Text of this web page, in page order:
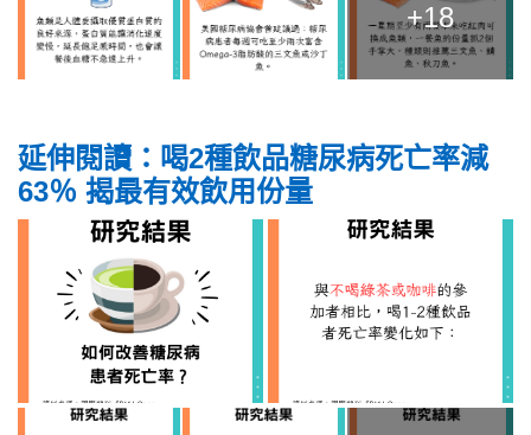
+18
延伸閱讀：喝2種飲品糖尿病死亡率減
63％ 揭最有效飲用份量